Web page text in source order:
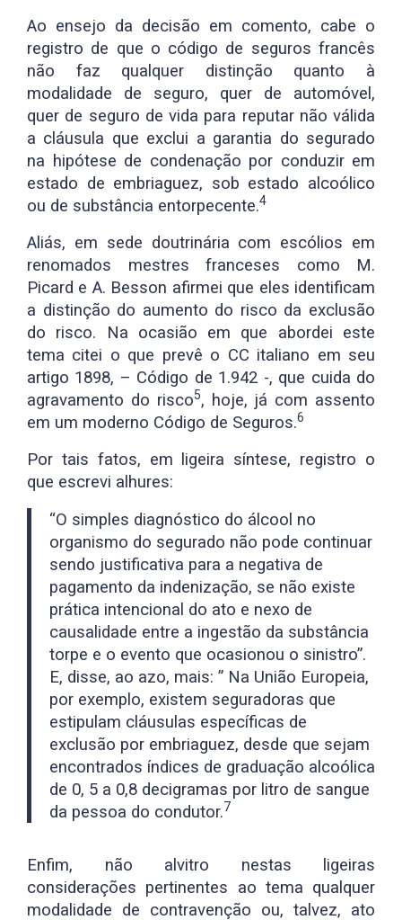
Ao ensejo da decisão em comento, cabe o
registro de que o código de seguros francês
não faz qualquer distinção quanto à
modalidade de seguro, quer de automóvel,
quer de seguro de vida para reputar não válida
a cláusula que exclui a garantia do segurado
na hipótese de condenação por conduzir em
estado de embriaguez, sob estado alcoólico
ou de substância entorpecente.4
Aliás, em sede doutrinária com escólios em
renomados mestres franceses como M.
Picard e A. Besson afirmei que eles identificam
a distinção do aumento do risco da exclusão
do risco. Na ocasião em que abordei este
tema citei o que prevê o CC italiano em seu
artigo 1898, – Código de 1.942 -, que cuida do
agravamento do risco5, hoje, já com assento
em um moderno Código de Seguros.6
Por tais fatos, em ligeira síntese, registro o
que escrevi alhures:
“O simples diagnóstico do álcool no
organismo do segurado não pode continuar
sendo justificativa para a negativa de
pagamento da indenização, se não existe
prática intencional do ato e nexo de
causalidade entre a ingestão da substância
torpe e o evento que ocasionou o sinistro”.
E, disse, ao azo, mais: ” Na União Europeia,
por exemplo, existem seguradoras que
estipulam cláusulas específicas de
exclusão por embriaguez, desde que sejam
encontrados índices de graduação alcoólica
de 0, 5 a 0,8 decigramas por litro de sangue
da pessoa do condutor.7
Enfim, não alvitro nestas ligeiras
considerações pertinentes ao tema qualquer
modalidade de contravenção ou, talvez, ato